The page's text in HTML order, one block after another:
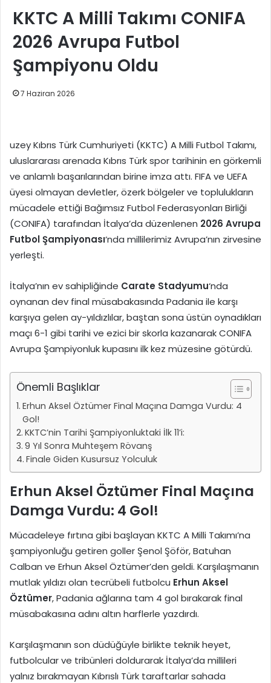
KKTC A Milli Takımı CONIFA
2026 Avrupa Futbol
Şampiyonu Oldu
7 Haziran 2026
uzey Kıbrıs Türk Cumhuriyeti (KKTC) A Milli Futbol Takımı,
uluslararası arenada Kıbrıs Türk spor tarihinin en görkemli
ve anlamlı başarılarından birine imza attı. FIFA ve UEFA
üyesi olmayan devletler, özerk bölgeler ve toplulukların
mücadele ettiği Bağımsız Futbol Federasyonları Birliği
(CONIFA) tarafından İtalya’da düzenlenen 2026 Avrupa
Futbol Şampiyonası‘nda millilerimiz Avrupa’nın zirvesine
yerleşti.
İtalya’nın ev sahipliğinde Carate Stadyumu‘nda
oynanan dev final müsabakasında Padania ile karşı
karşıya gelen ay-yıldızlılar, baştan sona üstün oynadıkları
maçı 6-1 gibi tarihi ve ezici bir skorla kazanarak CONIFA
Avrupa Şampiyonluk kupasını ilk kez müzesine götürdü.
Önemli Başlıklar
Erhun Aksel Öztümer Final Maçına Damga Vurdu: 4
Gol!
KKTC’nin Tarihi Şampiyonluktaki İlk 11’i:
9 Yıl Sonra Muhteşem Rövanş
Finale Giden Kusursuz Yolculuk
Erhun Aksel Öztümer Final Maçına
Damga Vurdu: 4 Gol!
Mücadeleye fırtına gibi başlayan KKTC A Milli Takımı’na
şampiyonluğu getiren goller Şenol Şöför, Batuhan
Calban ve Erhun Aksel Öztümer’den geldi. Karşılaşmanın
mutlak yıldızı olan tecrübeli futbolcu Erhun Aksel
Öztümer, Padania ağlarına tam 4 gol bırakarak final
müsabakasına adını altın harflerle yazdırdı.
Karşılaşmanın son düdüğüyle birlikte teknik heyet,
futbolcular ve tribünleri doldurarak İtalya’da millileri
yalnız bırakmayan Kıbrıslı Türk taraftarlar sahada